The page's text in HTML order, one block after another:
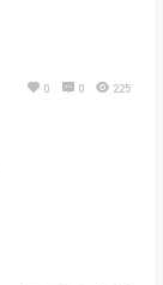
0 0 225